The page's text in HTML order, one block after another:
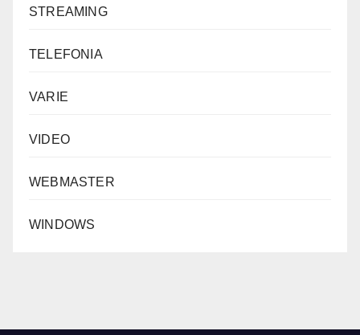
STREAMING
TELEFONIA
VARIE
VIDEO
WEBMASTER
WINDOWS